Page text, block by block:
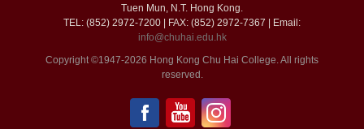
Tuen Mun, N.T. Hong Kong.
TEL: (852) 2972-7200 | FAX: (852) 2972-7367 | Email:
info@chuhai.edu.hk
Copyright ©1947-2026 Hong Kong Chu Hai College. All rights
reserved.